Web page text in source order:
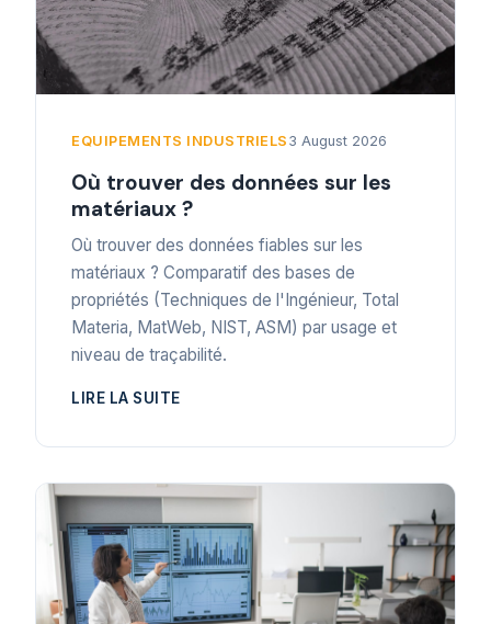
EQUIPEMENTS INDUSTRIELS 3 August 2026
Où trouver des données sur les
matériaux ?
Où trouver des données fiables sur les
matériaux ? Comparatif des bases de
propriétés (Techniques de l'Ingénieur, Total
Materia, MatWeb, NIST, ASM) par usage et
niveau de traçabilité.
LIRE LA SUITE